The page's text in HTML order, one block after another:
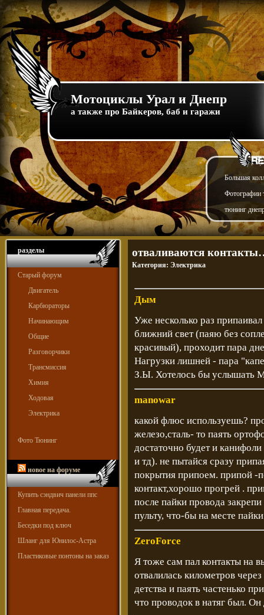
Мотоциклы Урал и Днепр
а также про Байкеров, баб и гаражи
Большая
Фотографии
тюнинг
разделы
Старый форум
Двигатель
Карбюраторы
Начинающим
Общие
Разговорчики
Трансмиссия
Химия
Ходовая
Электрика
Фото Тюнинг
новое на форуме
Купить сэндвич панели ппс
Главная передача.
Беседки под ключ
Шланг для Юнилос-Астра
Пластиковые понтоны на заказ
отваливаются
Категория: Электрика
Дым
Уже несколько раз
ближний свет (паяю без
красивый), проходит пара
Нагрузки лишней - пара
З.Ы. Хотелось бы услышать
manowar
какой флюс используешь?
железо,сталь- то паять
достаточно будет и
и тд). не пытайся сразу
покрытия припоем. припой -
контакт,хорошо прогрей .
после пайки провода
пульту, что-бы на месте
ZeroForce
Я тоже сам пал контакты на
отвалилась километров
детства и паять частенько
что проводок в натяг был.